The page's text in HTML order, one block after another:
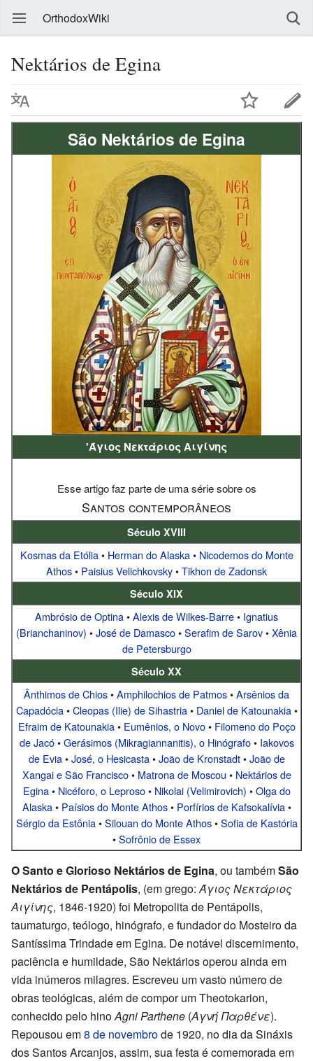
OrthodoxWiki
Nektários de Egina
São Nektários de Egina
'Άγιος Νεκτάριος Αιγίνης
Esse artigo faz parte de uma série sobre os
Santos contemporâneos
Século XVIII
Kosmas da Etólia• Herman do Alaska• Nicodemos do Monte
Athos• Paisius Velichkovsky•Tikhon de Zadonsk
Século XIX
Ambrósio de Optina•Alexis de Wilkes-Barre• Ignatius
(Brianchaninov) •José de Damasco•Serafim de Sarov•Xênia
de Petersburgo
Século XX
Ânthimos de Chios•Amphilochios de Patmos•Arsênios da
Capadócia•Cleopas (Ilie) de Sihastria• Daniel de Katounakia•
Efraim de Katounakia• Eumênios, o Novo• Filomeno do Poço
de Jacó•Gerásimos (Mikragiannanitis), o Hinógrafo• Iakovos
de Evia•José, o Hesicasta•João de Kronstadt•João de
Xangai e São Francisco• Matrona de Moscou • Nektários de
Egina• Nicéforo, o Leproso• Nikolai (Velimirovich) •Olga do
Alaska• Paísios do Monte Athos• Porfírios de Kafsokalívia•
Sérgio da Estônia•Silouan do Monte Athos•Sofia de Kastória
•Sofrônio de Essex
O Santo e Glorioso Nektários de Egina, ou tambémSão
Nektários de Pentápolis, (em grego:Άγιος Νεκτάριος
Αιγίνης, 1846-1920) foi Metropolita de Pentápolis,
taumaturgo, teólogo, hinógrafo, e fundador do Mosteiro da
Santíssima Trindade em Egina. De notável discernimento,
paciência e humildade, São Nektários operou ainda em
vida inúmeros milagres. Escreveu um vasto número de
obras teológicas, além de compor um Theotokarion,
conhecido pelo hinoAgni Parthene (Αγνή Παρθένε).
Repousou em8 de novembrode 1920, no dia da Sináxis
dos Santos Arcanjos, assim, sua festa é comemorada em